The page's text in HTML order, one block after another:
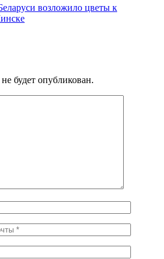
возложило цветы к
будет опубликован.